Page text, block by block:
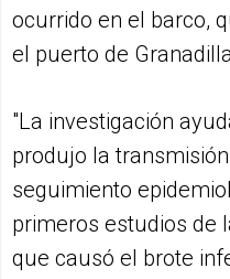
ocurrido en el barco,
el puerto de
"La investigación
produjo la
seguimiento
primeros estudios de
que causó el brote